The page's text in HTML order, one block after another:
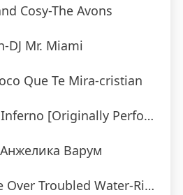
Cosy-The Avons
DJ Mr. Miami
Que Te Mira-cristian
Performed By The Trammps]-Musosis
Анжелика Варум
Water-Ringtone Track Masters